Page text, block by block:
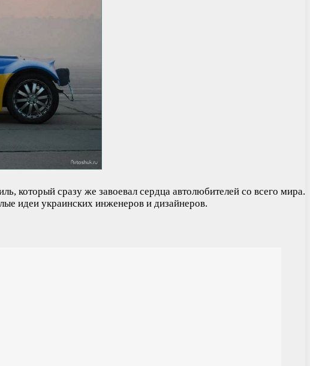
который сразу же завоевал сердца автолюбителей со всего мира.
идеи украинских инженеров и дизайнеров.